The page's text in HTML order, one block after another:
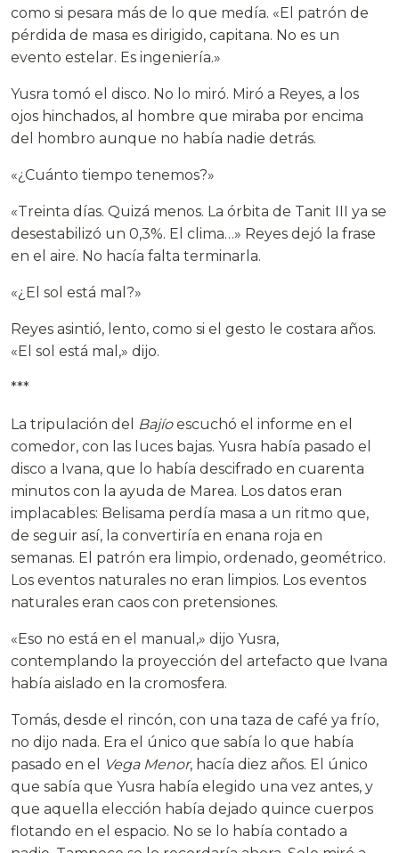
como si pesara más de lo que medía. «El patrón de
pérdida de masa es dirigido, capitana. No es un
evento estelar. Es ingeniería.»
Yusra tomó el disco. No lo miró. Miró a Reyes, a los
ojos hinchados, al hombre que miraba por encima
del hombro aunque no había nadie detrás.
«¿Cuánto tiempo tenemos?»
«Treinta días. Quizá menos. La órbita de Tanit III ya se
desestabilizó un 0,3%. El clima…» Reyes dejó la frase
en el aire. No hacía falta terminarla.
«¿El sol está mal?»
Reyes asintió, lento, como si el gesto le costara años.
«El sol está mal,» dijo.
***
La tripulación del Bajíoescuchó el informe en el
comedor, con las luces bajas. Yusra había pasado el
disco a Ivana, que lo había descifrado en cuarenta
minutos con la ayuda de Marea. Los datos eran
implacables: Belisama perdía masa a un ritmo que,
de seguir así, la convertiría en enana roja en
semanas. El patrón era limpio, ordenado, geométrico.
Los eventos naturales no eran limpios. Los eventos
naturales eran caos con pretensiones.
«Eso no está en el manual,» dijo Yusra,
contemplando la proyección del artefacto que Ivana
había aislado en la cromosfera.
Tomás, desde el rincón, con una taza de café ya frío,
no dijo nada. Era el único que sabía lo que había
pasado en el
Vega Menor, hacía diez años. El único
que sabía que Yusra había elegido una vez antes, y
que aquella elección había dejado quince cuerpos
flotando en el espacio. No se lo había contado a